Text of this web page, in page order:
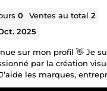
0 Ventes au total2
2025
sur mon profil 👋 Je
par la création
les marques,
** vie à leurs idées** à